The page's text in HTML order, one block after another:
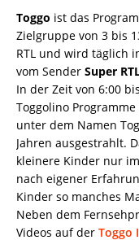
Toggo ist das
Zielgruppe von 3 bis
RTL und wird täglich
vom Sender Super
In der Zeit von 6:00
Toggolino
unter dem Namen
Jahren ausgestrahlt.
kleinere Kinder nur
nach eigener
Kinder so manches
Neben dem
Videos auf der Toggo